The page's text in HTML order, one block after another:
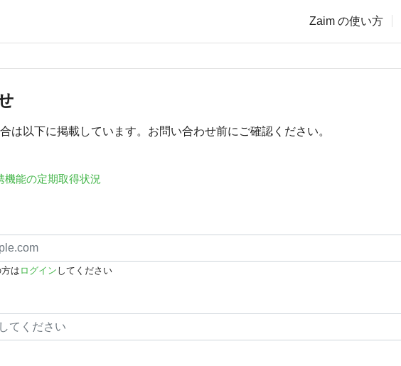
Zaim の使い方
は以下に掲載しています。お問い合わせ前にご確認ください。
機能の定期取得状況
は ログイン してください